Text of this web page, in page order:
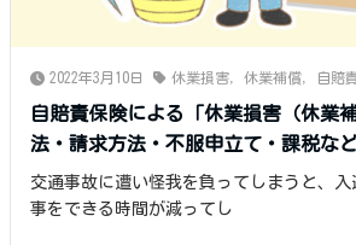
2022年3月10日 休業損害 休業補償 自賠
自賠責保険による「休業損害（休業
法・請求方法・不服申立て・課税な
交通事故に遭い怪我を負ってしまうと、
事をできる時間が減ってし